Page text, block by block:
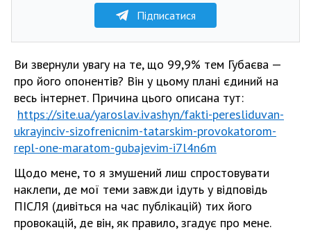
Підписатися
Ви звернули увагу на те, що 99,9% тем Губаєва —
про його опонентів? Він у цьому плані єдиний на
весь інтернет. Причина цього описана тут:
https://site.ua/yaroslav.ivashyn/fakti-peresliduvan-
ukrayinciv-sizofrenicnim-tatarskim-provokatorom-
repl-one-maratom-gubajevim-i7l4n6m
Щодо мене, то я змушений лиш спростовувати
наклепи, де мої теми завжди ідуть у відповідь
ПІСЛЯ (дивіться на час публікацій) тих його
провокацій, де він, як правило, згадує про мене.